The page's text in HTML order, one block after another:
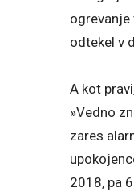
ogrevanje
odtekel v
A kot
»Vedno
zares
2018, pa